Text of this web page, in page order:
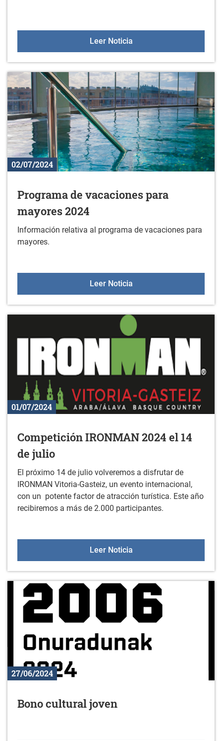
Leer NoticiaKorterraza en Zurbano
02/07/2024
Programa de vacaciones para
mayores 2024
Información relativa al programa de vacaciones para
mayores.
Leer NoticiaPrograma de
01/07/2024
Competición IRONMAN 2024 el 14
de julio
El próximo 14 de julio volveremos a disfrutar de
IRONMAN Vitoria-Gasteiz, un evento internacional,
con un potente factor de atracción turística. Este año
recibiremos a más de 2.000 participantes.
Leer NoticiaCompetición IRONMAN
27/06/2024
Bono cultural joven